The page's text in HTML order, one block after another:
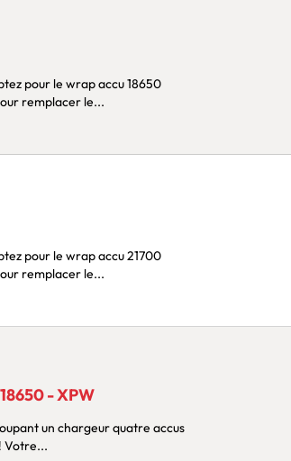
accu 18650
remplacer le...
accu 21700
remplacer le...
- XPW
un chargeur quatre accus
et 4 accus de vape ? Faites le choix de la qualité XPW ! Votre...